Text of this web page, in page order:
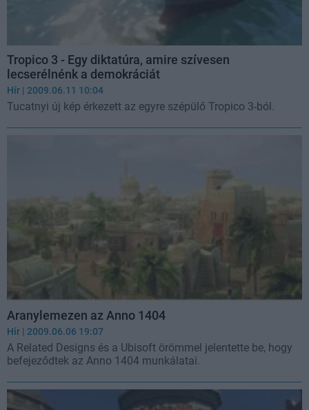
Tropico 3 - Egy diktatúra, amire szívesen
lecserélnénk a demokráciát
Hír | 2009.06.11 10:04
Tucatnyi új kép érkezett az egyre szépülő Tropico 3-ból.
Aranylemezen az Anno 1404
Hír | 2009.06.06 19:07
A Related Designs és a Ubisoft örömmel jelentette be, hogy
befejeződtek az Anno 1404 munkálatai.